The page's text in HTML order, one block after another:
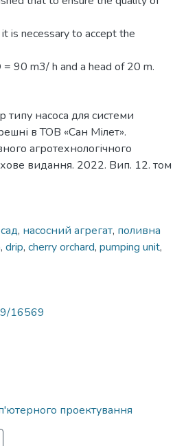
is necessary to accept the
90 m3/ h and a head of 20 m.
насоса для системи
в ТОВ «Сан Мілет».
агротехнологічного
видання. 2022. Вип. 12. том
, насосний агрегат, поливна
, drip, cherry orchard, pumping unit,
16569
проектування